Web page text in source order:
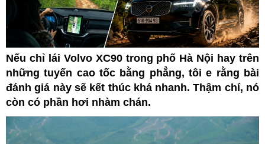
Nếu chỉ lái Volvo XC90 trong phố Hà Nội hay trên
những tuyến cao tốc bằng phẳng, tôi e rằng bài
đánh giá này sẽ kết thúc khá nhanh. Thậm chí, nó
còn có phần hơi nhàm chán.